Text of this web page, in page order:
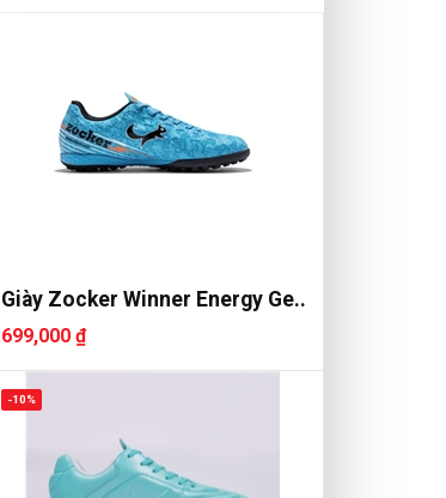
Giày Zocker Winner Energy Ge..
699,000 ₫
-10%